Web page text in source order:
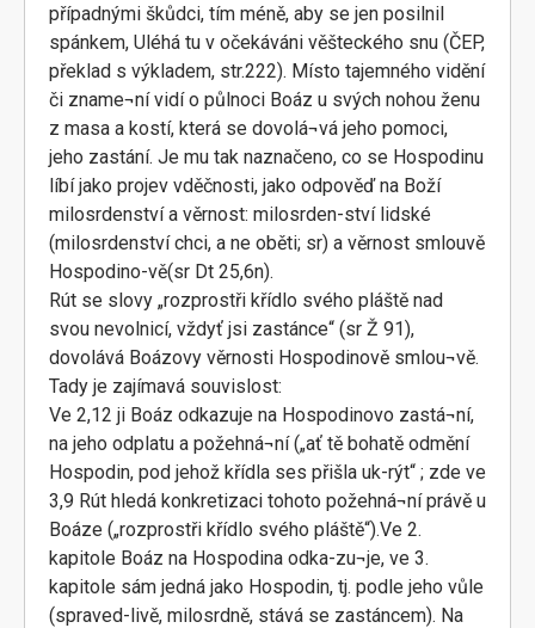
případnými škůdci, tím méně, aby se jen posilnil
spánkem, Uléhá tu v očekáváni věšteckého snu (ČEP,
překlad s výkladem, str.222). Místo tajemného vidění
či zname¬ní vidí o půlnoci Boáz u svých nohou ženu
z masa a kostí, která se dovolá¬vá jeho pomoci,
jeho zastání. Je mu tak naznačeno, co se Hospodinu
líbí jako projev vděčnosti, jako odpověď na Boží
milosrdenství a věrnost: milosrden-ství lidské
(milosrdenství chci, a ne oběti; sr) a věrnost smlouvě
Hospodino-vě(sr Dt 25,6n).
Rút se slovy „rozprostři křídlo svého pláště nad
svou nevolnicí, vždyť jsi zastánce“ (sr Ž 91),
dovolává Boázovy věrnosti Hospodinově smlou¬vě.
Tady je zajímavá souvislost:
Ve 2,12 ji Boáz odkazuje na Hospodinovo zastá¬ní,
na jeho odplatu a požehná¬ní („ať tě bohatě odmění
Hospodin, pod jehož křídla ses přišla uk-rýt“ ; zde ve
3,9 Rút hledá konkretizaci tohoto požehná¬ní právě u
Boáze („rozprostři křídlo svého pláště“).Ve 2.
kapitole Boáz na Hospodina odka-zu¬je, ve 3.
kapitole sám jedná jako Hospodin, tj. podle jeho vůle
(spraved-livě, milosrdně, stává se zastáncem). Na